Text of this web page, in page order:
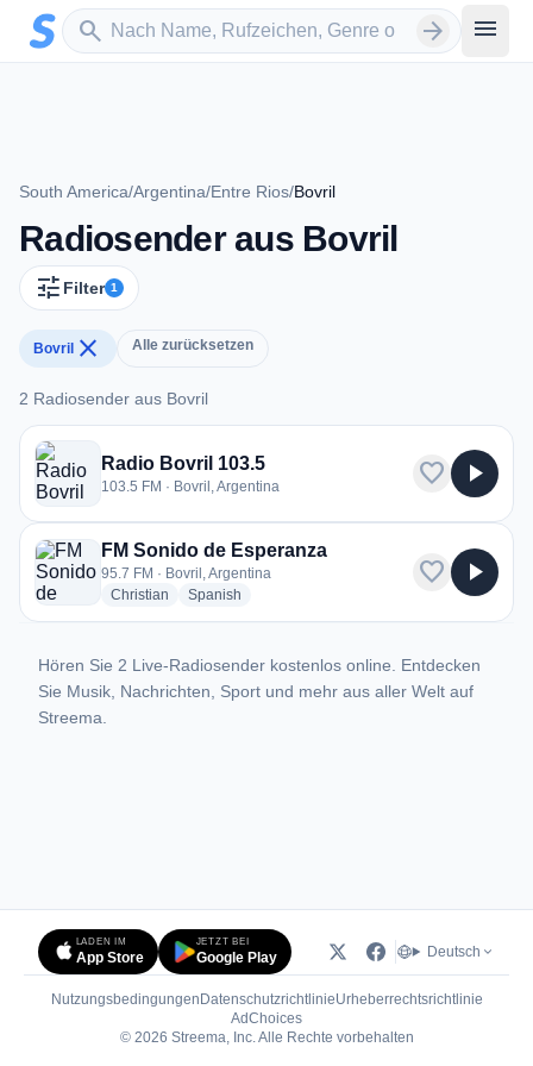
Zum Hauptinhalt springen
search
Sender suchen arrow_forward menu
South America/Argentina/Entre Rios/Bovril
Radiosender aus Bovril
tune Filter 1
Bovril close Alle zurücksetzen
2 Radiosender aus Bovril
2 Radiosender aus Bovril
Radio Bovril 103.5
103.5 FM · Bovril, Argentina favorite play_arrow
FM Sonido de Esperanza
95.7 FM · Bovril, Argentina
Christian radio stations
Spanish
favorite play_arrow
Hören Sie 2 Live-Radiosender kostenlos online. Entdecken
Sie Musik, Nachrichten, Sport und mehr aus aller Welt auf
Streema.
LADEN IM
App Store
JETZT BEI
Google Play Deutsch
Nutzungsbedingungen DatenschutzrichtlinieUrheberrechtsrichtlinie
AdChoices(öffnet in neuem Tab)
© 2026 Streema, Inc. Alle Rechte vorbehalten